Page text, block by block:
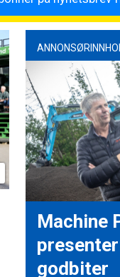
Machine
godbiter